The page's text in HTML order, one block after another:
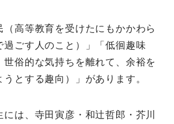
高等教育を受けたにもかかわら
ごす人のこと）」「低徊趣味
世俗的な気持ちを離れて、余裕を
とする趣向）」があります。
は、寺田寅彦・和辻哲郎・芥川